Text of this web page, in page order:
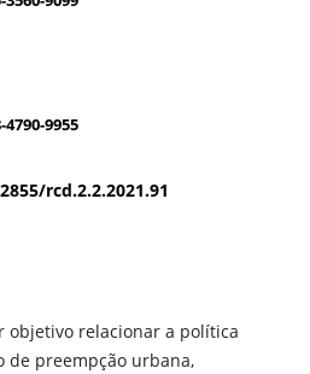
9955
rcd.2.2.2021.91
objetivo relacionar a política
de preempção urbana,